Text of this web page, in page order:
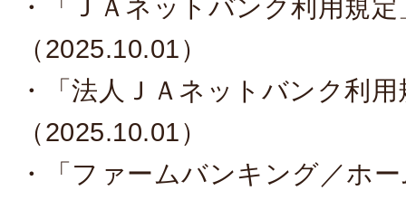
・「ＪＡネットバンク利用規定
（2025.10.01）
・「法人ＪＡネットバンク利用
（2025.10.01）
・「ファームバンキング／ホ